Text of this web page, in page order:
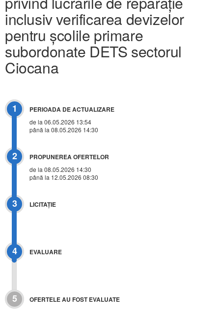
inclusiv verificarea devizelor
pentru școlile primare
subordonate DETS sectorul
Ciocana
1 PERIOADA DE ACTUALIZARE
de la 06.05.2026 13:54
până la 08.05.2026 14:30
2 PROPUNEREA OFERTELOR
de la 08.05.2026 14:30
până la 12.05.2026 08:30
3 LICITAŢIE
4 EVALUARE
5 OFERTELE AU FOST EVALUATE